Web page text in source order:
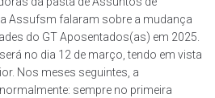
Assufsm falaram sobre a mudança
do GT Aposentados(as) em 2025.
no dia 12 de março, tendo em vista
Nos meses seguintes, a
sempre no primeira